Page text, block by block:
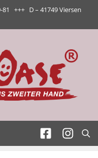
+++ D – 41749 Viersen